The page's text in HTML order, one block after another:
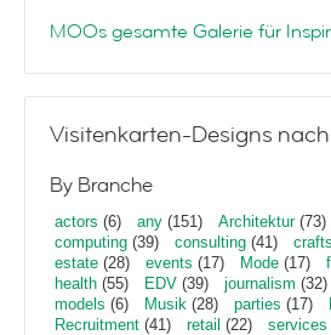
MOOs gesamte Galerie für
Visitenkarten-Designs
By Branche
actors (6) any (151) Architektur(73)
computing (39) consulting (41) crafts
estate (28) events (17) Mode (17)
health (55) EDV (39) journalism (32)
models (6) Musik (28) parties (17)
Recruitment (41) retail (22) services